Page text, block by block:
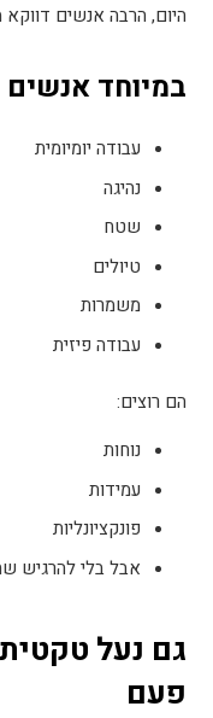
היום, הרבה אנשים
במיוחד אנשים
עבודה יומיומית
נהיגה
שטח
טיולים
משמרות
עבודה פיזית
הם רוצים:
נוחות
עמידות
פונקציונליות
אבל בלי להרגיש
גם נעל
פעם